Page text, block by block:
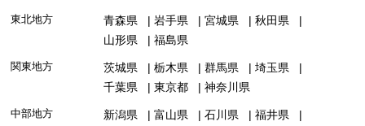
東北地方 青森県 岩手県 宮城県
秋田県
山形県
福島県
関東地方 茨城県 栃木県 群馬県
埼玉県
千葉県
東京都 神奈川県
中部地方 新潟県 富山県 石川県
福井県